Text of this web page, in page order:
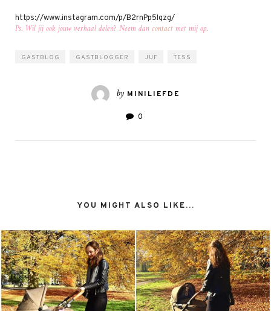
https://www.instagram.com/p/B2rnPp5Iqzg/
Ps. Wil jij ook jouw verhaal delen? Neem dancontact met mij op.
GASTBLOG GASTBLOGGER JUF TESS
by MINILIEFDE
0
YOU MIGHT ALSO LIKE...